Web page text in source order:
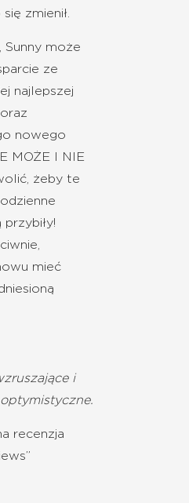
zmienił.
Sunny może
ze
najlepszej
nowego
MOŻE I NIE
żeby te
mieć
i
recenzja